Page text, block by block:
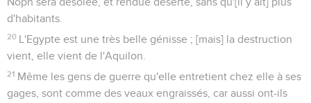
d'habitants.
20 L'Egypte est une très belle génisse ; [mais] la destruction
vient, elle vient de l'Aquilon.
21 Même les gens de guerre qu'elle entretient chez elle à ses
gages, sont comme des veaux engraissés, car aussi ont-ils